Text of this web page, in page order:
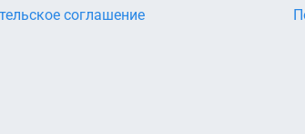
соглашение